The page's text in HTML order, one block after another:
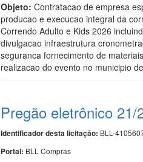
Objeto: Contratacao de empresa
producao e execucao integral da
Correndo Adulto e Kids 2026
divulgacao infraestrutura
seguranca fornecimento de
realizacao do evento no municipio
Pregão eletrônico 21/
Identificador desta licitação: BLL-
Portal: BLL Compras